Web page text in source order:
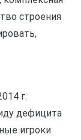
строения
г.
дефицита
игроки